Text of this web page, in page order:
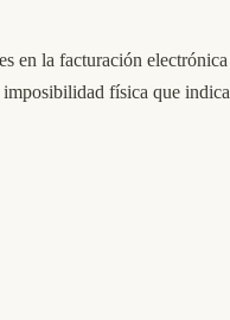
en la facturación
física que